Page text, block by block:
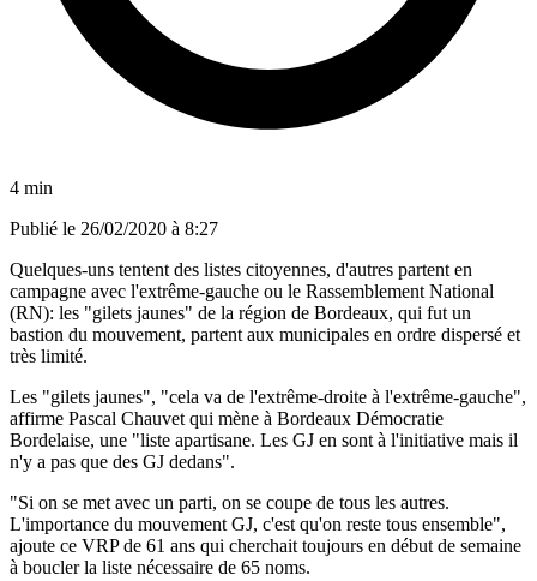
4 min
Publié le 26/02/2020 à 8:27
Quelques-uns tentent des listes citoyennes, d'autres partent en
campagne avec l'extrême-gauche ou le Rassemblement National
(RN): les "gilets jaunes" de la région de Bordeaux, qui fut un
bastion du mouvement, partent aux municipales en ordre dispersé et
très limité.
Les "gilets jaunes", "cela va de l'extrême-droite à l'extrême-gauche",
affirme Pascal Chauvet qui mène à Bordeaux Démocratie
Bordelaise, une "liste apartisane. Les GJ en sont à l'initiative mais il
n'y a pas que des GJ dedans".
"Si on se met avec un parti, on se coupe de tous les autres.
L'importance du mouvement GJ, c'est qu'on reste tous ensemble",
ajoute ce VRP de 61 ans qui cherchait toujours en début de semaine
à boucler la liste nécessaire de 65 noms.